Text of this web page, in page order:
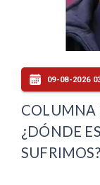
09-08-2026
COLUMNA
¿DÓNDE
SUFRIMOS?